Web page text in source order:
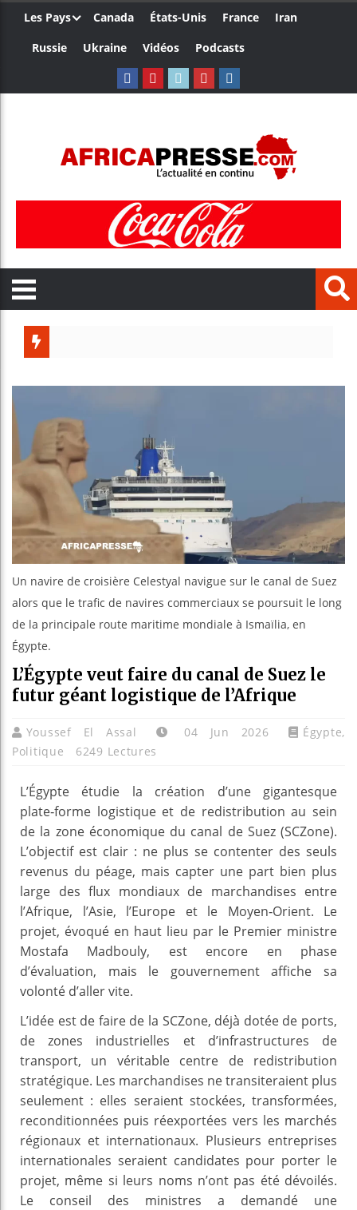
Les Pays Canada États-Unis France
Iran
Russie
Ukraine Vidéos Podcasts
Un navire de croisière Celestyal navigue sur le canal de Suez
alors que le trafic de navires commerciaux se poursuit le long
de la principale route maritime mondiale à Ismaïlia, en
Égypte.
L’Égypte veut faire du canal de Suez le
futur géant logistique de l’Afrique
Youssef El Assal 04 Jun 2026 Égypte,
Politique
6249 Lectures
L’Égypte étudie la création d’une gigantesque
plate‑forme logistique et de redistribution au sein
de la zone économique du canal de Suez (SCZone).
L’objectif est clair : ne plus se contenter des seuls
revenus du péage, mais capter une part bien plus
large des flux mondiaux de marchandises entre
l’Afrique, l’Asie, l’Europe et le Moyen‑Orient. Le
projet, évoqué en haut lieu par le Premier ministre
Mostafa Madbouly, est encore en phase
d’évaluation, mais le gouvernement affiche sa
volonté d’aller vite.
L’idée est de faire de la SCZone, déjà dotée de ports,
de zones industrielles et d’infrastructures de
transport, un véritable centre de redistribution
stratégique. Les marchandises ne transiteraient plus
seulement : elles seraient stockées, transformées,
reconditionnées puis réexportées vers les marchés
régionaux et internationaux. Plusieurs entreprises
internationales seraient candidates pour porter le
projet, même si leurs noms n’ont pas été dévoilés.
Le conseil des ministres a demandé une